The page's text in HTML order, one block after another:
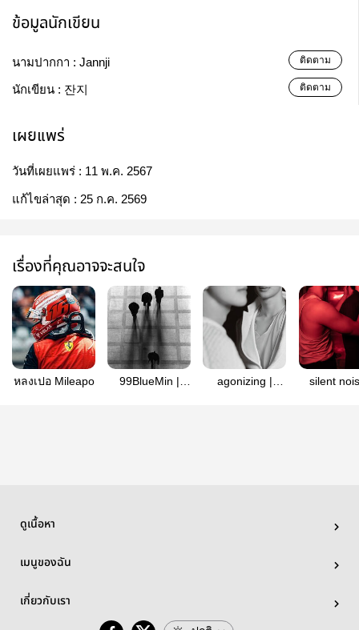
ข้อมูลนักเขียน
นามปากกา : Jannji ติดตาม
นักเขียน : 잔지 ติดตาม
เผยแพร่
วันที่เผยแพร่ : 11 พ.ค. 2567
แก้ไขล่าสุด : 25 ก.ค. 2569
เรื่องที่คุณอาจจะสนใจ
หลงเปอ Mileapo
99BlueMin |
agonizing |
silent
ดูเนื้อหา
เมนูของฉัน
เกี่ยวกับเรา